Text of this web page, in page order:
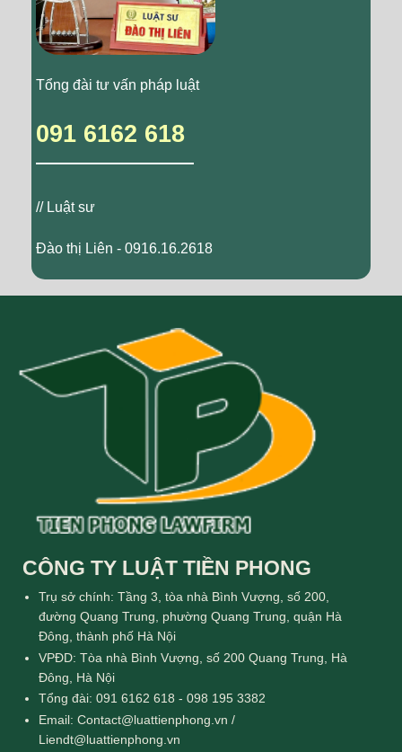
Tổng đài tư vấn pháp luật
091 6162 618
// Luật sư
Đào thị Liên - 0916.16.2618
CÔNG TY LUẬT TIỀN PHONG
Trụ sở chính: Tầng 3, tòa nhà Bình Vượng, số 200,
đường Quang Trung, phường Quang Trung, quận Hà
Đông, thành phố Hà Nội
VPĐD: Tòa nhà Bình Vượng, số 200 Quang Trung, Hà
Đông, Hà Nội
Tổng đài: 091 6162 618 - 098 195 3382
Email: Contact@luattienphong.vn /
Liendt@luattienphong.vn